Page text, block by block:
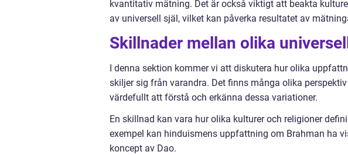
kvantitativ mätning. Det är också viktigt att beakta
av universell själ, vilket kan påverka resultatet av
Skillnader mellan olika
I denna sektion kommer vi att diskutera hur olika
skiljer sig från varandra. Det finns många olika
värdefullt att förstå och erkänna dessa variationer.
En skillnad kan vara hur olika kulturer och religioner
exempel kan hinduismens uppfattning om Brahman ha
koncept av Dao.